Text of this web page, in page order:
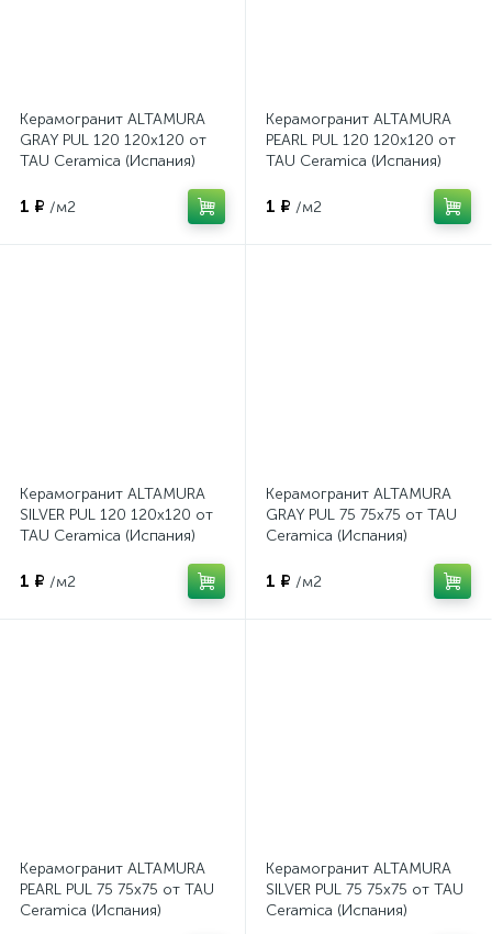
Керамогранит ALTAMURA
GRAY PUL 120 120x120 от
TAU Ceramica (Испания)
1 ₽ /м2
Керамогранит ALTAMURA
PEARL PUL 120 120x120 от
TAU Ceramica (Испания)
1 ₽ /м2
Керамогранит ALTAMURA
SILVER PUL 120 120x120 от
TAU Ceramica (Испания)
1 ₽ /м2
Керамогранит ALTAMURA
GRAY PUL 75 75x75 от TAU
Ceramica (Испания)
1 ₽ /м2
Керамогранит ALTAMURA
PEARL PUL 75 75x75 от TAU
Ceramica (Испания)
Керамогранит ALTAMURA
SILVER PUL 75 75x75 от TAU
Ceramica (Испания)